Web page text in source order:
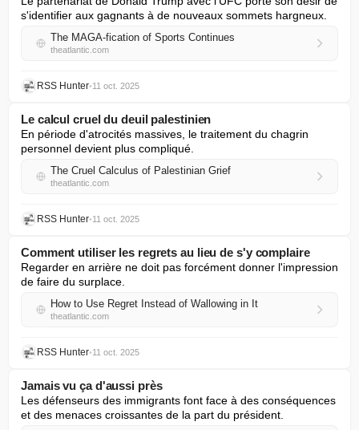
s'identifier aux gagnants à de nouveaux sommets hargneux.
The MAGA-fication of Sports Continues
theatlantic.com
RSS Hunter•11 oct. 2025
Le calcul cruel du deuil palestinien
En période d'atrocités massives, le traitement du chagrin
personnel devient plus compliqué.
The Cruel Calculus of Palestinian Grief
theatlantic.com
RSS Hunter•11 oct. 2025
Comment utiliser les regrets au lieu de s'y complaire
Regarder en arrière ne doit pas forcément donner l'impression
de faire du surplace.
How to Use Regret Instead of Wallowing in It
theatlantic.com
RSS Hunter•11 oct. 2025
Jamais vu ça d'aussi près
Les défenseurs des immigrants font face à des conséquences
et des menaces croissantes de la part du président.